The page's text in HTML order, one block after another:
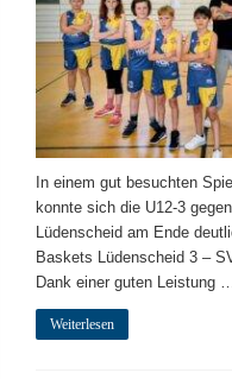
In einem gut besuchten
konnte sich die U12-3
Lüdenscheid am Ende
Baskets Lüdenscheid 3 –
Dank einer guten Leistung
Weiterlesen